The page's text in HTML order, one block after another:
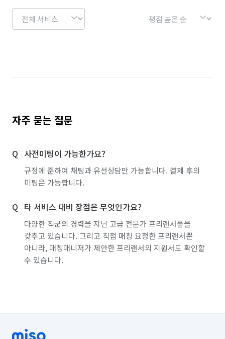
자주 묻는 질문
사전미팅이 가능한가요?
규정에 준하여 채팅과 유선상담만 가능합니다. 결제 후의
미팅은 가능합니다.
타 서비스 대비 장점은 무엇인가요?
다양한 직군의 경력을 지닌 고급 전문가 프리랜서풀을
갖추고 있습니다. 그리고 직접 매칭 요청한 프리랜서뿐
아니라, 매칭매니저가 제안한 프리랜서의 지원서도 확인할
수 있습니다.